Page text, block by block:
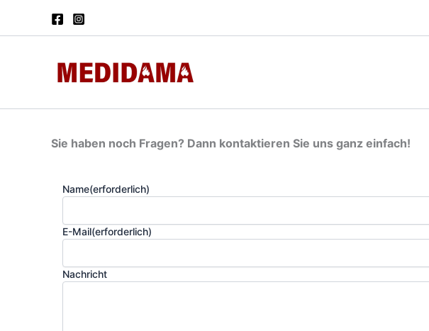
Sie haben noch Fragen? Dann kontaktieren Sie uns ganz einfach!
Name(erforderlich)
E-Mail(erforderlich)
Nachricht